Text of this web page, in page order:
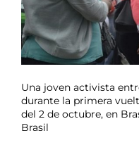
Una joven activista
durante la primera
del 2 de octubre, en
Brasil